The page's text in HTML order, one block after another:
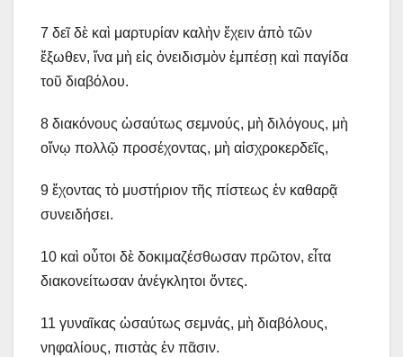
7 δεῖ δὲ καὶ μαρτυρίαν καλὴν ἔχειν ἀπὸ τῶν
ἔξωθεν, ἵνα μὴ εἰς ὀνειδισμὸν ἐμπέσῃ καὶ παγίδα
τοῦ διαβόλου.
8 διακόνους ὡσαύτως σεμνούς, μὴ διλόγους, μὴ
οἴνῳ πολλῷ προσέχοντας, μὴ αἰσχροκερδεῖς,
9 ἔχοντας τὸ μυστήριον τῆς πίστεως ἐν καθαρᾷ
συνειδήσει.
10 καὶ οὗτοι δὲ δοκιμαζέσθωσαν πρῶτον, εἶτα
διακονείτωσαν ἀνέγκλητοι ὄντες.
11 γυναῖκας ὡσαύτως σεμνάς, μὴ διαβόλους,
νηφαλίους, πιστὰς ἐν πᾶσιν.